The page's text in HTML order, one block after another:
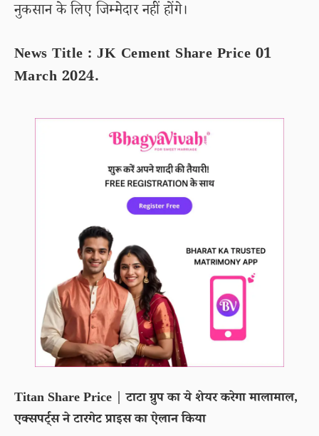
नुकसान के लिए जिम्मेदार नहीं होंगे।
News Title : JK Cement Share Price 01
March 2024.
Titan Share Price | टाटा ग्रुप का ये शेयर करेगा मालामाल,
एक्सपर्ट्स ने टारगेट प्राइस का ऐलान किया